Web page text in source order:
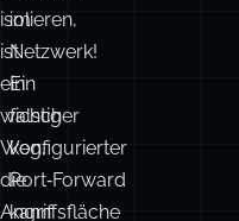
isolieren,
ist
ein
wichtiger
Weg,
die
Angriffsfläche
im
Netzwerk!
Ein
falsch
konfigurierter
Port‑Forward
kann